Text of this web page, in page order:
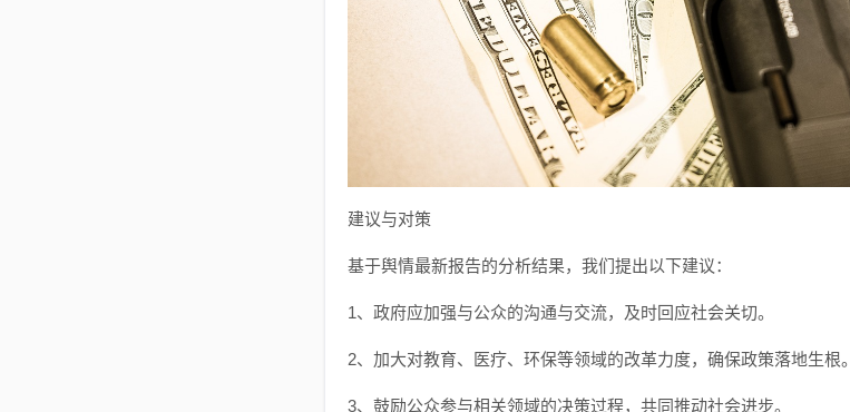
建议与对策
基于舆情最新报告的分析结果，我们提出以下建议：
1、政府应加强与公众的沟通与交流，及时回应社会关切。
2、加大对教育、医疗、环保等领域的改革力度，确保政策落地生根。
3、鼓励公众参与相关领域的决策过程，共同推动社会进步。